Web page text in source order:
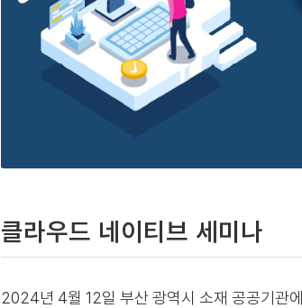
클라우드 네이티브 세미나
2024년 4월 12일 부산 광역시 소재 공공기관